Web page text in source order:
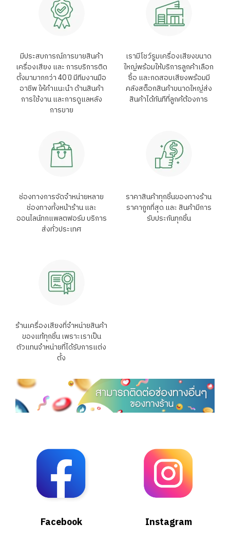
มีประสบการณ์การขายสินค้า
เครื่องเสียง และ การบริการติด
ตั้งมามากกว่า 40 ปี มีทีมงานมือ
อาชีพ ให้คำแนะนำ ด้านสินค้า
การใช้งาน และการดูแลหลัง
การขาย
เรามีโชว์รูมเครื่องเสียงขนาด
ใหญ่พร้อมให้บริการลูกค้าเลือก
ซื้อ และกดสอบเสียงพร้อมมี
คลังสต็อกสินค้าขนาดใหญ่ส่ง
สินค้าได้ทันทีที่ลูกค้ต้องการ
ช่องทางการจัดจำหน่ายหลาย
ช่องทางทั้งหน้าร้าน และ
ออนไลน์ทกแพลตฟอร์ม บริการ
ส่งทั่วประเทศ
ราคาสินค้าทุกชิ้นของทางร้าน
ราคาถูกที่สุด และ สินค้ามีการ
รับประกันทุกชิ้น
ร้านเครื่องเสียงที่จำหน่ายสินค้า
ของแท้ทุกชิ้น เพราะเราเป็น
ตัวแทนจำหน่ายที่ได้รับการแต่ง
ตั้ง
Facebook Instagram